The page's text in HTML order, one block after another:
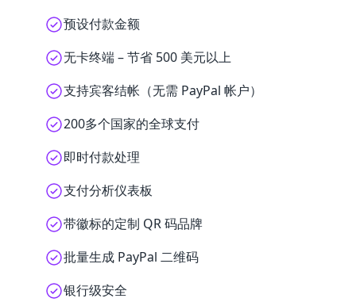
预设付款金额
无卡终端 – 节省 500 美元以上
支持宾客结帐（无需 PayPal 帐户）
200多个国家的全球支付
即时付款处理
支付分析仪表板
带徽标的定制 QR 码品牌
批量生成 PayPal 二维码
银行级安全